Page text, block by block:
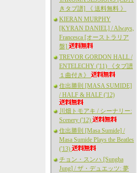
きタブ譜] 《 送料無料 》
KIERAN MURPHY
[KYRAN DANIEL] / Always,
Francesca [オーストラリア
盤]
TREVOR GORDON HALL /
ENTELECHY ('11) 《タブ譜
１曲付き》
住出勝則 [MASA SUMIDE]
/ HALF & HALF ('12)
川畑トモアキ / シーナリー:
Scenery ('12)
住出勝則 [Masa Sumide] /
Masa Sumide Plays the Beatles
('13)
チョン・スンハ [Sungha
Jung] / ザ・デュエッツ: 夢